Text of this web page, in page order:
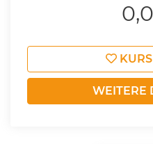
WEITERE